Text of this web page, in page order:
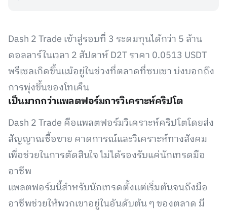
Dash 2 Trade เข้าสู่รอบที่ 3 ระดมทุนได้กว่า 5 ล้าน
ดอลลาร์ในเวลา 2 สัปดาห์ D2T ราคา 0.0513 USDT
พรีเซลเกิดขึ้นแม้อยู่ในช่วงที่ตลาดที่ซบเซา บ่งบอกถึง
การพุ่งขึ้นของโทเค็น
เป็นมากกว่าแพลตฟอร์มการวิเคราะห์คริปโต
Dash 2 Trade คือแพลตฟอร์มวิเคราะห์คริปโตโดยส่ง
สัญญาณซื้อขาย คาดการณ์และวิเคราะห์ทางสังคม
เพื่อช่วยในการตัดสินใจ ไม่ได้รองรับแค่นักเทรดมือ
อาชีพ
แพลตฟอร์มนี้สำหรับนักเทรดตั้งแต่เริ่มต้นจนถึงมือ
อาชีพช่วยให้พวกเขาอยู่ในอันดับต้น ๆ ของตลาด มี